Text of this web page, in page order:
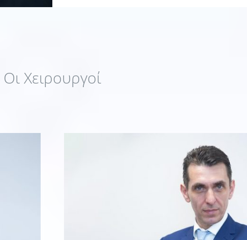
Οι Χειρουργοί